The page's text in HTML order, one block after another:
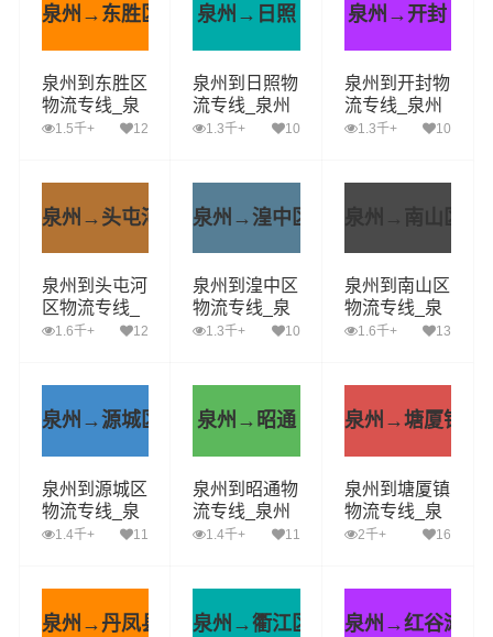
泉州→东胜区
泉州到东胜区
物流专线_泉
州到东胜区货
1.5千+ 12
泉州→日照
泉州到日照物
流专线_泉州
到日照货运公
1.3千+ 10
泉州→开封
泉州到开封物
流专线_泉州
到开封货运公
1.3千+ 10
泉州→头屯河区
泉州到头屯河
区物流专线_
泉州到头屯河
家好
1.6千+ 12
泉州→湟中区
泉州到湟中区
物流专线_泉
州到湟中区货
1.3千+ 10
泉州→南山区
泉州到南山区
物流专线_泉
州到南山区货
1.6千+ 13
泉州→源城区
泉州到源城区
物流专线_泉
州到源城区货
1.4千+ 11
泉州→昭通
泉州到昭通物
流专线_泉州
到昭通货运公
1.4千+ 11
泉州→塘厦镇
泉州到塘厦镇
物流专线_泉
州到塘厦镇货
2千+ 16
泉州→丹凤县 泉州→衢江区 泉州→红谷滩区